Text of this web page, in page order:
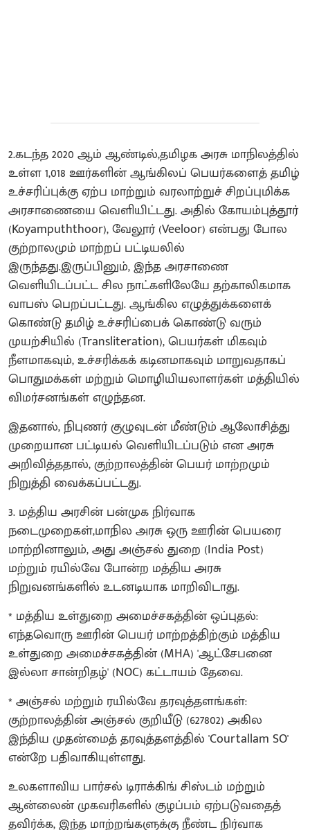
2.கடந்த 2020 ஆம் ஆண்டில்,தமிழக அரசு மாநிலத்தில்
உள்ள 1,018 ஊர்களின் ஆங்கிலப் பெயர்களைத் தமிழ்
உச்சரிப்புக்கு ஏற்ப மாற்றும் வரலாற்றுச் சிறப்புமிக்க
அரசாணையை வெளியிட்டது. அதில் கோயம்புத்தூர்
(Koyampuththoor), வேலூர் (Veeloor) என்பது போல
குற்றாலமும் மாற்றப் பட்டியலில்
இருந்தது.இருப்பினும், இந்த அரசாணை
வெளியிடப்பட்ட சில நாட்களிலேயே தற்காலிகமாக
வாபஸ் பெறப்பட்டது. ஆங்கில எழுத்துக்களைக்
கொண்டு தமிழ் உச்சரிப்பைக் கொண்டு வரும்
முயற்சியில் (Transliteration), பெயர்கள் மிகவும்
நீளமாகவும், உச்சரிக்கக் கடினமாகவும் மாறுவதாகப்
பொதுமக்கள் மற்றும் மொழியியலாளர்கள் மத்தியில்
விமர்சனங்கள் எழுந்தன.
இதனால், நிபுணர் குழுவுடன் மீண்டும் ஆலோசித்து
முறையான பட்டியல் வெளியிடப்படும் என அரசு
அறிவித்ததால், குற்றாலத்தின் பெயர் மாற்றமும்
நிறுத்தி வைக்கப்பட்டது.
3. மத்திய அரசின் பன்முக நிர்வாக
நடைமுறைகள்,மாநில அரசு ஒரு ஊரின் பெயரை
மாற்றினாலும், அது அஞ்சல் துறை (India Post)
மற்றும் ரயில்வே போன்ற மத்திய அரசு
நிறுவனங்களில் உடனடியாக மாறிவிடாது.
* மத்திய உள்துறை அமைச்சகத்தின் ஒப்புதல்:
எந்தவொரு ஊரின் பெயர் மாற்றத்திற்கும் மத்திய
உள்துறை அமைச்சகத்தின் (MHA) 'ஆட்சேபனை
இல்லா சான்றிதழ்' (NOC) கட்டாயம் தேவை.
* அஞ்சல் மற்றும் ரயில்வே தரவுத்தளங்கள்:
குற்றாலத்தின் அஞ்சல் குறியீடு (627802) அகில
இந்திய முதன்மைத் தரவுத்தளத்தில் 'Courtallam SO'
என்றே பதிவாகியுள்ளது.
உலகளாவிய பார்சல் டிராக்கிங் சிஸ்டம் மற்றும்
ஆன்லைன் முகவரிகளில் குழப்பம் ஏற்படுவதைத்
தவிர்க்க, இந்த மாற்றங்களுக்கு நீண்ட நிர்வாக